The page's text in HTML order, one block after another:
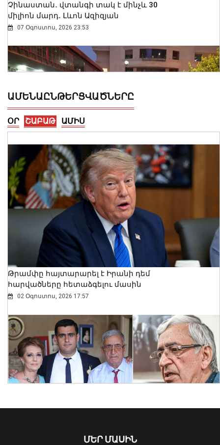
Չինաստան․ վտանգի տակ է մինչև 30
միլիոն մարդ․ Լևոն Ազիզյան
07 Օգոստոս, 2026 23:53
Երևանում արձանագրվել է առանց
իրավական հիմքերի վճարովի
ավտոկայանատեղի կազմակերպելու
07 Օգոստոս, 2026 23:30
Հայաստանի 7 շախմատիստ
ԱՄԵՆԱԸՆԹԵՐՑՎԱԾՆԵՐԸ
ՕՐ ՇԱԲԱԹ ԱՄԻՍ
Թրամփը հայտարարել է Իրանի դեմ
հարվածները հետաձգելու մասին
02 Օգոստոս, 2026 17:57
ՄԵՐ ՄԱՍԻՆ